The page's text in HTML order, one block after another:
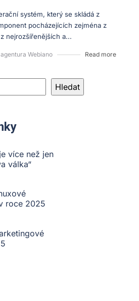
systém, který se skládá z
pocházejících zejména z
nejrozšířenějších a...
Webiano Read more
Hledat
více než jen
válka“
roce 2025